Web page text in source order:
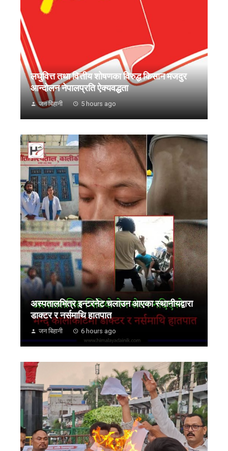
लघुवित्त तथा वित्तीय शोषणका विरुद्ध किसान मजदुर
आन्दोलन नेपालप्रति ऐक्यवद्धता
जन बिहानी 5 hours ago
अस्पतालभित्र इन्टरनेट चलाउन आएका स्थानीयद्वारा
डाक्टर र नर्समाथि हातपात
जन बिहानी 6 hours ago